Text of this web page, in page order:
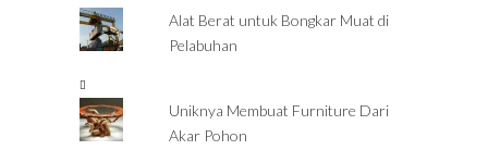
Alat Berat untuk Bongkar Muat di
Pelabuhan
Uniknya Membuat Furniture Dari
Akar Pohon